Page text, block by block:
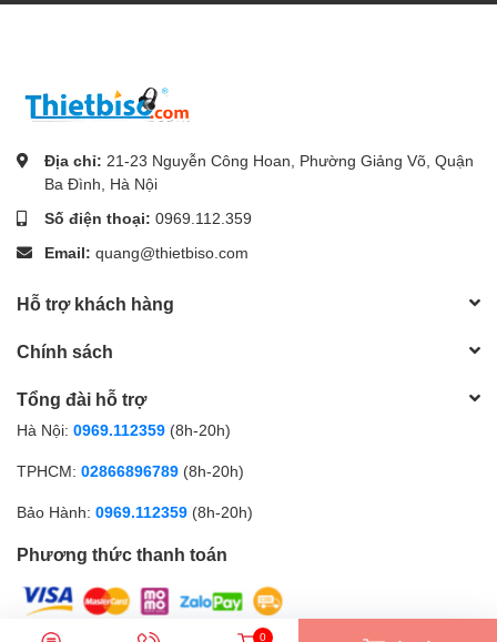
Địa chỉ: 21-23 Nguyễn Công Hoan, Phường Giảng Võ, Quận
Ba Đình, Hà Nội
Số điện thoại: 0969.112.359
Email: quang@thietbiso.com
Hỗ trợ khách hàng
Chính sách
Tổng đài hỗ trợ
Hà Nội: 0969.112359 (8h-20h)
TPHCM: 02866896789 (8h-20h)
Bảo Hành: 0969.112359 (8h-20h)
Phương thức thanh toán
0